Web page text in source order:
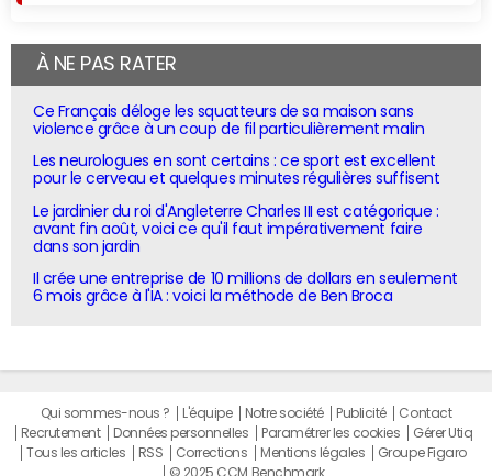
À NE PAS RATER
Ce Français déloge les squatteurs de sa maison sans
violence grâce à un coup de fil particulièrement malin
Les neurologues en sont certains : ce sport est excellent
pour le cerveau et quelques minutes régulières suffisent
Le jardinier du roi d'Angleterre Charles III est catégorique :
avant fin août, voici ce qu'il faut impérativement faire
dans son jardin
Il crée une entreprise de 10 millions de dollars en seulement
6 mois grâce à l'IA : voici la méthode de Ben Broca
Qui sommes-nous ? L'équipe Notre société Publicité
Contact
Recrutement
Données personnelles Paramétrer les cookies
Gérer Utiq
Tous les articles
RSS Corrections Mentions légales
Groupe Figaro
© 2025 CCM Benchmark